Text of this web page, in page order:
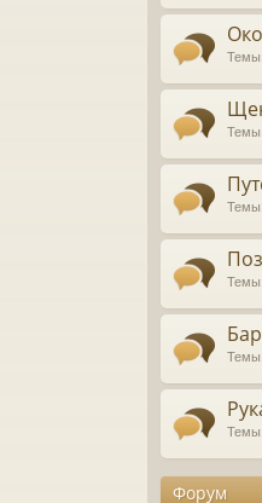
Темы
Темы
Темы
Темы
Темы
Темы
Форум